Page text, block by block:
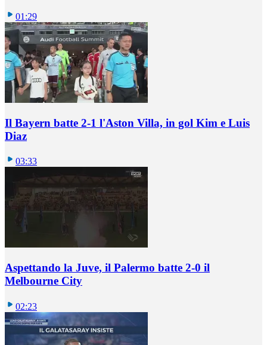
01:29
Il Bayern batte 2-1 l'Aston Villa, in gol Kim e Luis
Diaz
03:33
Aspettando la Juve, il Palermo batte 2-0 il
Melbourne City
02:23